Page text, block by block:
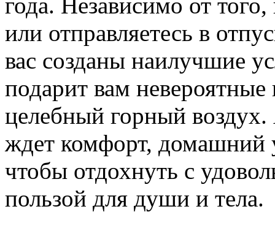
или отправляетесь в
вас созданы наилучшие
подарит вам
целебный горный
ждет комфорт, домашний
чтобы отдохнуть с
пользой для души и тела.